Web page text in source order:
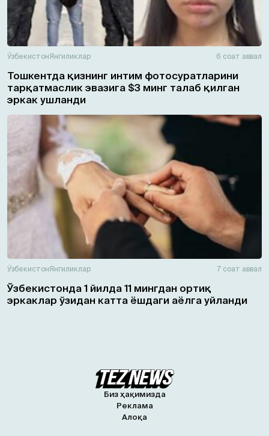
ЎзбекистонЯнгиликлар 6 соат аввал
Тошкентда қизнинг интим фотосуратларини
тарқатмаслик эвазига $3 минг талаб қилган
эркак ушланди
ЎзбекистонЯнгиликлар 7 соат аввал
Ўзбекистонда 1 йилда 11 мингдан ортиқ
эркаклар ўзидан катта ёшдаги аёлга уйланди
Биз ҳақимизда
Реклама
Алоқа